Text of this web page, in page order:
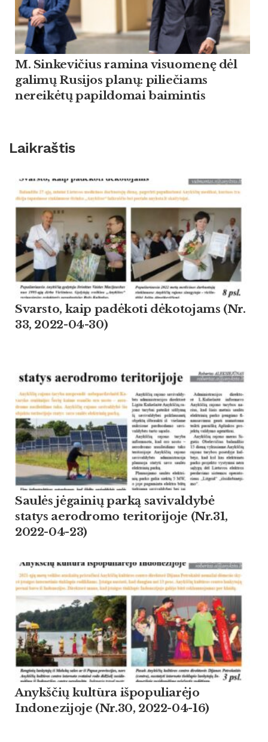
M. Sinkevičius ramina visuomenę dėl
galimų Rusijos planų: piliečiams
nereikėtų papildomai baimintis
Laikraštis
Svarsto, kaip padėkoti dėkotojams (Nr.
33, 2022-04-30)
Saulės jėgainių parką savivaldybė
statys aerodromo teritorijoje (Nr.31,
2022-04-23)
Anykščių kultūra išpopuliarėjo
Indonezijoje (Nr.30, 2022-04-16)